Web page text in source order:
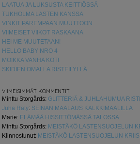
LAATUA JA LUKSUSTA KEITTIÖSSÄ
TUKHOLMA LASTEN KANSSA
VINKIT PAREMPAAN MUUTTOON
VIIMEISET VIIKOT RASKAANA
HEI ME MUUTETAAN!
HELLO BABY NRO 4
MOIKKA VANHA KOTI
SKIDIEN OMALLA RISTEILYLLÄ
VIIMEISIMMÄT KOMMENTIT
Minttu Storgårds: GLITTERIÄ & JUHLAHUMUA
Juha Räty: SEINÄN MAALAUS KALKKIMAALILLA
Marie: ELÄMÄÄ HISSITTÖMÄSSÄ TALOSSA
Minttu Storgårds: MEISTÄKÖ LASTENSUOJELUN
Kiinnostunut: MEISTÄKÖ LASTENSUOJELUN